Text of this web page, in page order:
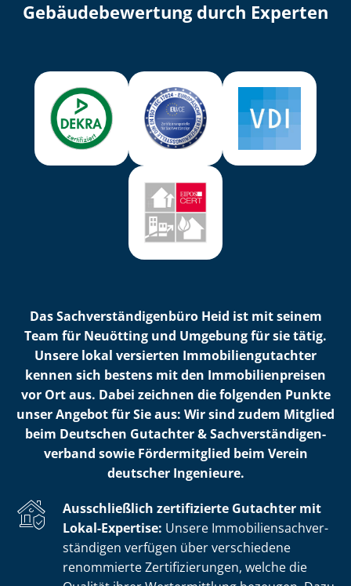
Ge­bäu­de­be­wer­tung durch Experten
Das Sach­ver­stän­di­gen­bü­ro Heid ist mit seinem
Team für Neuötting und Umgebung für sie tätig.
Unsere lokal versierten Im­mo­bi­li­en­gut­ach­ter
kennen sich bestens mit den Im­mo­bi­li­en­prei­sen
vor Ort aus. Dabei zeichnen die folgenden Punkte
unser Angebot für Sie aus: Wir sind zudem Mitglied
beim Deutschen Gutachter & Sach­ver­stän­di­gen­
ver­band sowie Fördermitglied beim Verein
deutscher Ingenieure.
Ausschließlich zertifizierte Gutachter mit
Lokal-Expertise: Unsere Im­mo­bi­li­en­sach­ver­
stän­di­gen verfügen über verschiedene
renommierte Zer­ti­fi­zie­run­gen, welche die